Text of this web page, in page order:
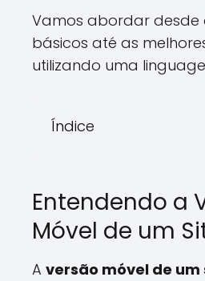
Vamos abordar desde
básicos até as
utilizando uma
Índice
Entendendo a
Móvel de um
A versão móvel de um